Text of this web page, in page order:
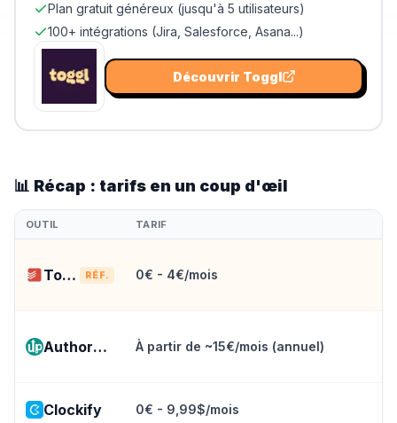
Plan gratuit généreux (jusqu'à 5 utilisateurs)
100+ intégrations (Jira, Salesforce, Asana...)
Découvrir Toggl
📊 Récap : tarifs en un coup d'œil
OUTIL TARIF
Todoist RÉF. 0€ - 4€/mois
AuthoredUp À partir de ~15€/mois (annuel)
Clockify 0€ - 9,99$/mois